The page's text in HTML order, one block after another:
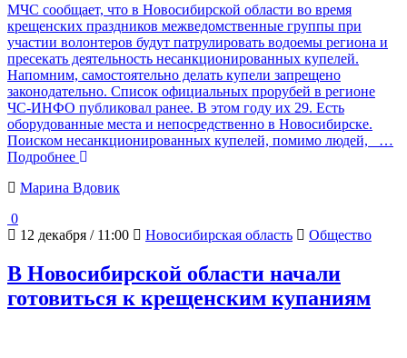
МЧС сообщает, что в Новосибирской области во время
крещенских праздников межведомственные группы при
участии волонтеров будут патрулировать водоемы региона и
пресекать деятельность несанкционированных купелей.
Напомним, самостоятельно делать купели запрещено
законодательно. Список официальных прорубей в регионе
ЧС-ИНФО публиковал ранее. В этом году их 29. Есть
оборудованные места и непосредственно в Новосибирске.
Поиском несанкционированных купелей, помимо людей,
…
Подробнее
Марина Вдовик
0
12 декабря / 11:00
Новосибирская область Общество
В Новосибирской области начали
готовиться к крещенским купаниям